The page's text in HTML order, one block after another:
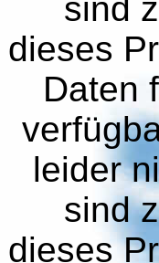
sind
dieses
Daten
leider
sind
dieses